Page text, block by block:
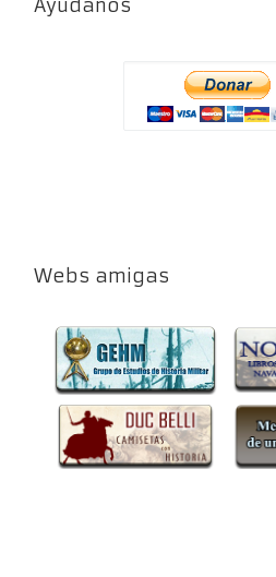
Ayúdanos
Webs amigas